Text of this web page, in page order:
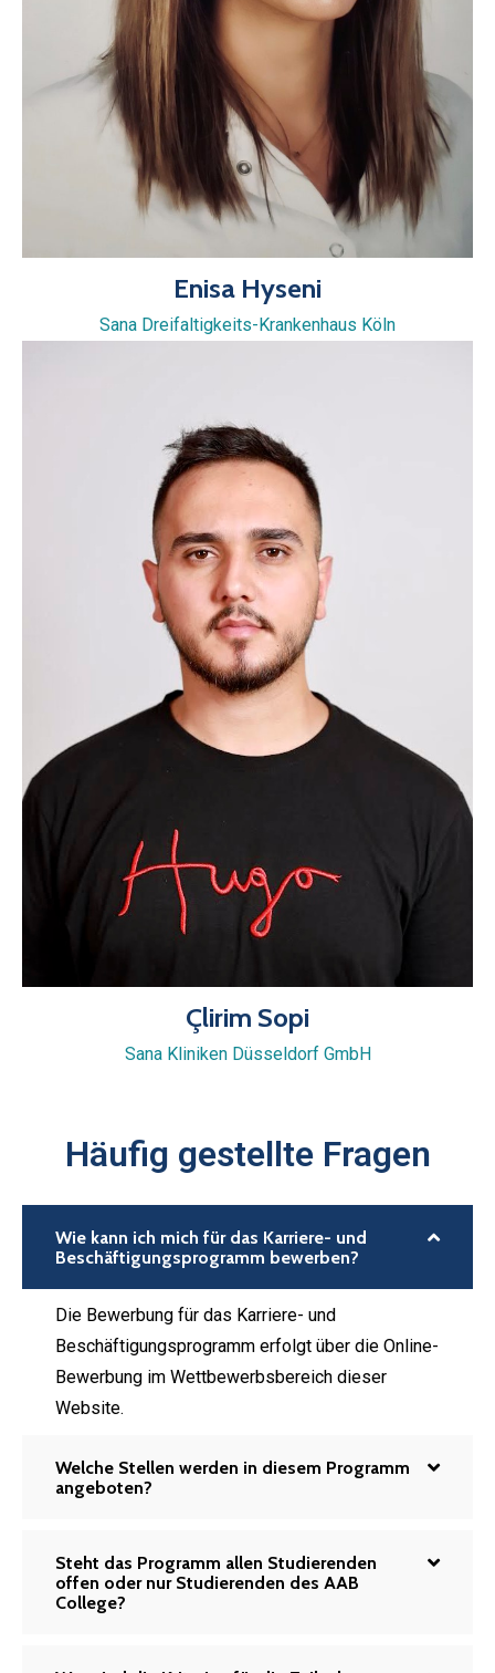
Enisa Hyseni
Sana Dreifaltigkeits-Krankenhaus Köln
Çlirim Sopi
Sana Kliniken Düsseldorf GmbH
Häufig gestellte Fragen
Wie kann ich mich für das Karriere- und
Beschäftigungsprogramm bewerben?
Die Bewerbung für das Karriere- und
Beschäftigungsprogramm erfolgt über die Online-
Bewerbung im Wettbewerbsbereich dieser
Website.
Welche Stellen werden in diesem Programm
angeboten?
Steht das Programm allen Studierenden
offen oder nur Studierenden des AAB
College?